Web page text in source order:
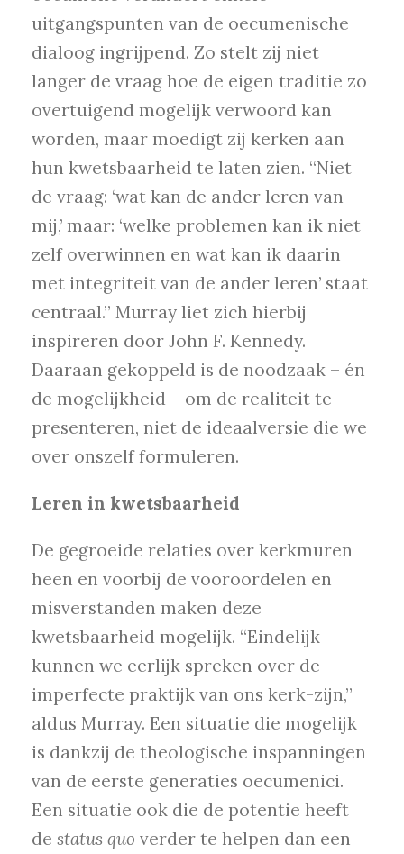
uitgangspunten van de oecumenische
dialoog ingrijpend. Zo stelt zij niet
langer de vraag hoe de eigen traditie zo
overtuigend mogelijk verwoord kan
worden, maar moedigt zij kerken aan
hun kwetsbaarheid te laten zien. “Niet
de vraag: ‘wat kan de ander leren van
mij,’ maar: ‘welke problemen kan ik niet
zelf overwinnen en wat kan ik daarin
met integriteit van de ander leren’ staat
centraal.” Murray liet zich hierbij
inspireren door John F. Kennedy.
Daaraan gekoppeld is de noodzaak – én
de mogelijkheid – om de realiteit te
presenteren, niet de ideaalversie die we
over onszelf formuleren.
Leren in kwetsbaarheid
De gegroeide relaties over kerkmuren
heen en voorbij de vooroordelen en
misverstanden maken deze
kwetsbaarheid mogelijk. “Eindelijk
kunnen we eerlijk spreken over de
imperfecte praktijk van ons kerk-zijn,”
aldus Murray. Een situatie die mogelijk
is dankzij de theologische inspanningen
van de eerste generaties oecumenici.
Een situatie ook die de potentie heeft
de status quo verder te helpen dan een